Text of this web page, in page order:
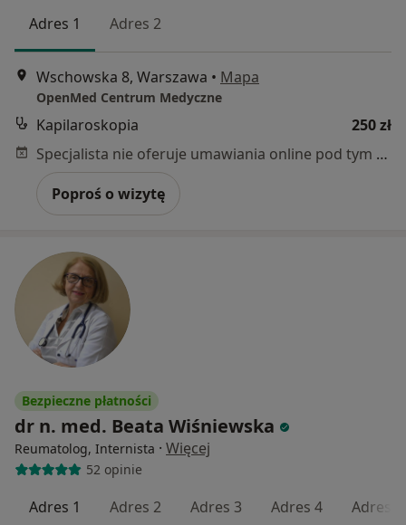
Adres 1 Adres 2
Wschowska 8, Warszawa • Mapa
OpenMed Centrum Medyczne
Kapilaroskopia
250 zł
Specjalista nie oferuje umawiania online pod tym adresem.
Poproś o wizytę
Bezpieczne płatności
dr n. med. Beata Wiśniewska
Reumatolog, Internista · Więcej
52 opinie
Adres 1 Adres 2 Adres 3 Adres 4 Adres 5